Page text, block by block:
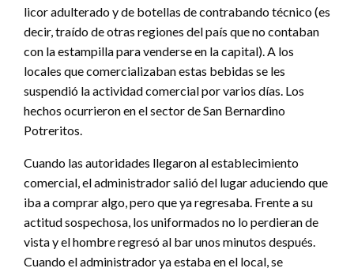
licor adulterado y de botellas de contrabando técnico (es
decir, traído de otras regiones del país que no contaban
con la estampilla para venderse en la capital). A los
locales que comercializaban estas bebidas se les
suspendió la actividad comercial por varios días. Los
hechos ocurrieron en el sector de San Bernardino
Potreritos.
Cuando las autoridades llegaron al establecimiento
comercial, el administrador salió del lugar aduciendo que
iba a comprar algo, pero que ya regresaba. Frente a su
actitud sospechosa, los uniformados no lo perdieran de
vista y el hombre regresó al bar unos minutos después.
Cuando el administrador ya estaba en el local, se